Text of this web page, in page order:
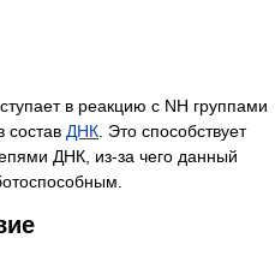
в реакцию с NH группами
состав ДНК . Это способствует
ДНК, из-за чего данный